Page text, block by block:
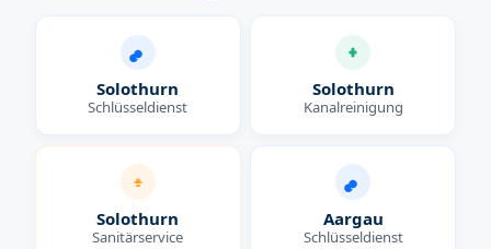
Solothurn
Schlüsseldienst
Solothurn
Kanalreinigung
Solothurn
Sanitärservice
Aargau
Schlüsseldienst